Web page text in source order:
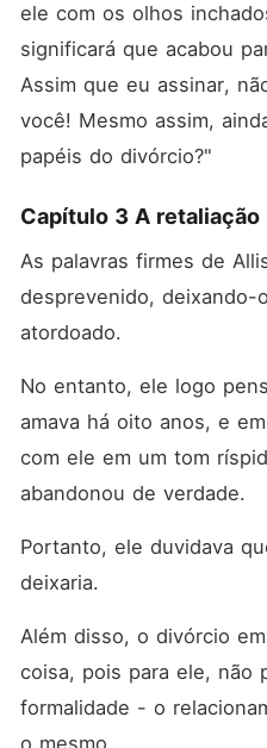
ele com os olhos
significará que acabou
Assim que eu assinar,
você! Mesmo assim,
papéis do divórcio?"
Capítulo 3 A retaliação
As palavras firmes de
desprevenido, deixando-
atordoado.
No entanto, ele logo
amava há oito anos, e
com ele em um tom
abandonou de verdade.
Portanto, ele duvidava
deixaria.
Além disso, o divórcio
coisa, pois para ele, não
formalidade - o
o mesmo.